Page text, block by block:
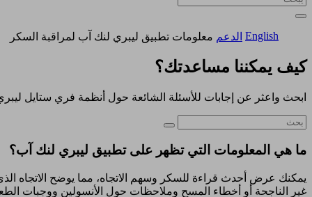
English الدعم معلومات تطبيق ليبري لنك آب لمراقبة السكر
كيف يمكننا مساعدتك؟
ابحث واعثر عن إجابات للأسئلة الشائعة حول أنظمة فري ستايل
ما هي المعلومات التي تظهر على تطبيق ليبري لنك آب؟
يمكنك عرض أحدث قراءة للسكر وسهم الاتجاه، مما يوضح الاتجاه
غير الناجحة أو أخطاء المسح وملاحظات حول الأنسولين ووجبات